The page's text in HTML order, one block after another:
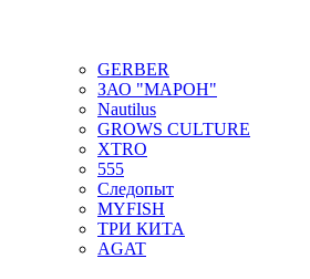
GERBER
ЗАО "МАРОН"
Nautilus
GROWS CULTURE
XTRO
555
Следопыт
MYFISH
ТРИ КИТА
AGAT